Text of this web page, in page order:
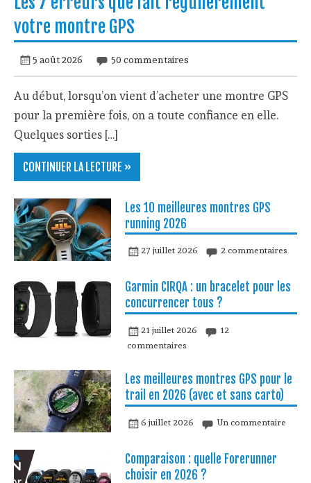
votre montre GPS
5 août 2026 50 commentaires
Au début, lorsqu’on vient d’acheter une montre GPS
pour la première fois, on a toute confiance en elle.
Quelques sorties […]
CONTINUER LA LECTURE »
Les 10 meilleures montres GPS
running 2026
27 juillet 2026 2 commentaires
Garmin CIRQA : un bracelet pour les
concurrencer tous ?
21 juillet 2026
12
commentaires
Les meilleures montres GPS pour le
trail en 2026 (avec et sans carto)
6 juillet 2026 Un commentaire
Comparaison : quelle Forerunner
choisir en 2026 ?